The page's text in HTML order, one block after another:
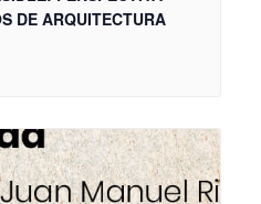
DE ARQUITECTURA